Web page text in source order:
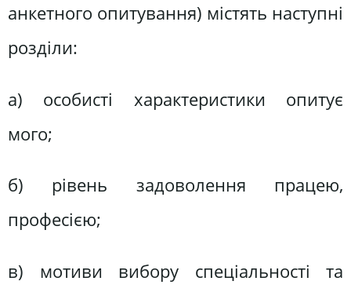
анкетного опитування) містять наступні
розділи:
а) особисті характеристики опитує
мого;
б) рівень задоволення працею,
професією;
в) мотиви вибору спеціальності та